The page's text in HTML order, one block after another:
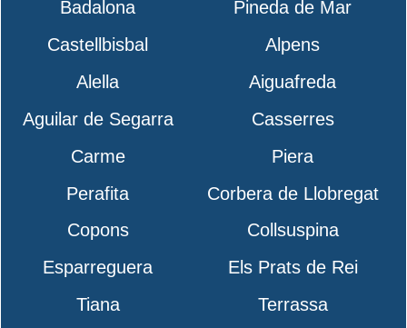
Badalona
Pineda de Mar
Castellbisbal
Alpens
Alella
Aiguafreda
Aguilar de Segarra
Casserres
Carme
Piera
Perafita
Corbera de Llobregat
Copons
Collsuspina
Esparreguera
Els Prats de Rei
Tiana
Terrassa